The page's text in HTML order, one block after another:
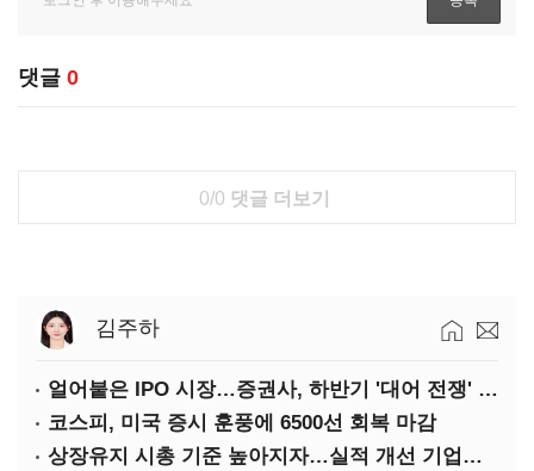
댓글 0
0/0 댓글 더보기
김주하
얼어붙은 IPO 시장…증권사, 하반기 '대어 전쟁' 기대
코스피, 미국 증시 훈풍에 6500선 회복 마감
상장유지 시총 기준 높아지자…실적 개선 기업도 '관리종목'